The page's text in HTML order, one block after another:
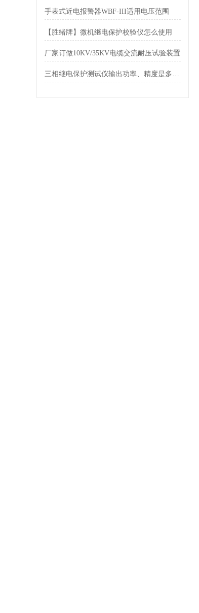
手表式近电报警器WBF-III适用电压范围
【胜绪牌】微机继电保护校验仪怎么使用
厂家订做10KV/35KV电缆交流耐压试验装置
三相继电保护测试仪输出功率、精度是多少？